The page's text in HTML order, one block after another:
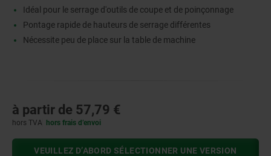
Idéal pour le serrage d'outils de coupe et de poinçonnage
Pontage rapide de hauteurs de serrage différentes
Nécessite peu de place sur la table de machine
à partir de 57,79 €
hors TVA hors frais d’envoi
VEUILLEZ D’ABORD SÉLECTIONNER UNE VERSION